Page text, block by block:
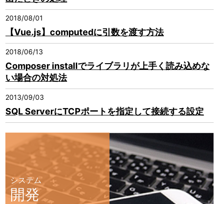
2018/08/01
【Vue.js】computedに引数を渡す方法
2018/06/13
Composer installでライブラリが上手く読み込めな
い場合の対処法
2013/09/03
SQL ServerにTCPポートを指定して接続する設定
システム
開発